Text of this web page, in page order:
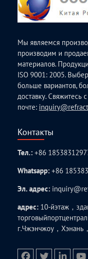
Мы являемся
производим и
материалов.
ISO 9001: 2005.
больше вариантов,
доставку. Свяжитесь
почте:
Контакты
Тел.:+86
Whatsapp:+86
Эл. адрес:
адрес: 10-йэтаж，
г.Чжэнчжоу，Хэнань